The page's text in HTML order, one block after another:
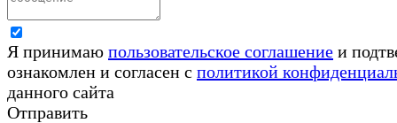
Я принимаю пользовательское соглашение и
ознакомлен и согласен с политикой
данного сайта
Отправить